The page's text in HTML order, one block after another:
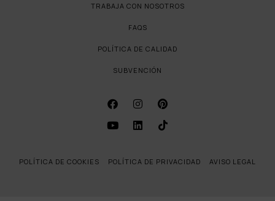
TRABAJA CON NOSOTROS
FAQS
POLÍTICA DE CALIDAD
SUBVENCIÓN
POLÍTICA DE COOKIES POLÍTICA DE PRIVACIDAD AVISO LEGAL